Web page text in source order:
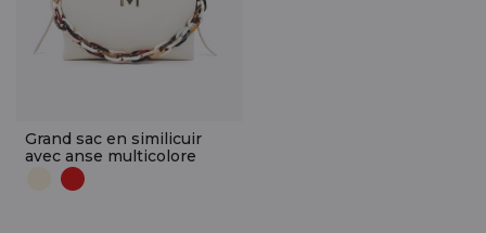
Grand sac en similicuir
avec anse multicolore